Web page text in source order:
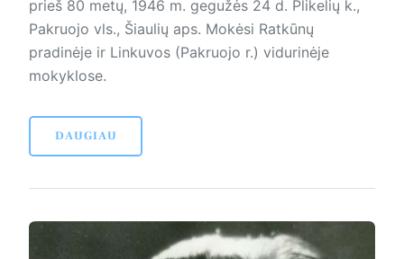
prieš 80 metų, 1946 m. gegužės 24 d. Plikelių k.,
Pakruojo vls., Šiaulių aps. Mokėsi Ratkūnų
pradinėje ir Linkuvos (Pakruojo r.) vidurinėje
mokyklose.
DAUGIAU